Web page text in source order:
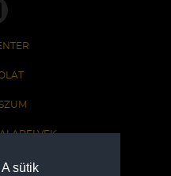
sütik
TÁJÉKOZTATÓ